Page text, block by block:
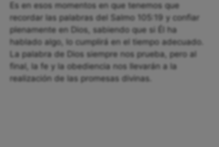
Es en esos momentos en que tenemos que
recordar las palabras del Salmo 105:19 y confiar
plenamente en Dios, sabiendo que si Él ha
hablado algo, lo cumplirá en el tiempo adecuado.
La palabra de Dios siempre nos prueba, pero al
final, la fe y la obediencia nos llevarán a la
realización de las promesas divinas.